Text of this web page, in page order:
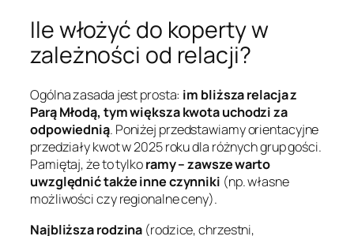
Ile włożyć do koperty w
zależności od relacji?
Ogólna zasada jest prosta: im bliższa relacja z
Parą Młodą, tym większa kwota uchodzi za
odpowiednią. Poniżej przedstawiamy orientacyjne
przedziały kwot w 2025 roku dla różnych grup gości.
Pamiętaj, że to tylkoramy – zawsze warto
uwzględnić także inne czynniki (np. własne
możliwości czy regionalne ceny).
Najbliższa rodzina (rodzice, chrzestni,